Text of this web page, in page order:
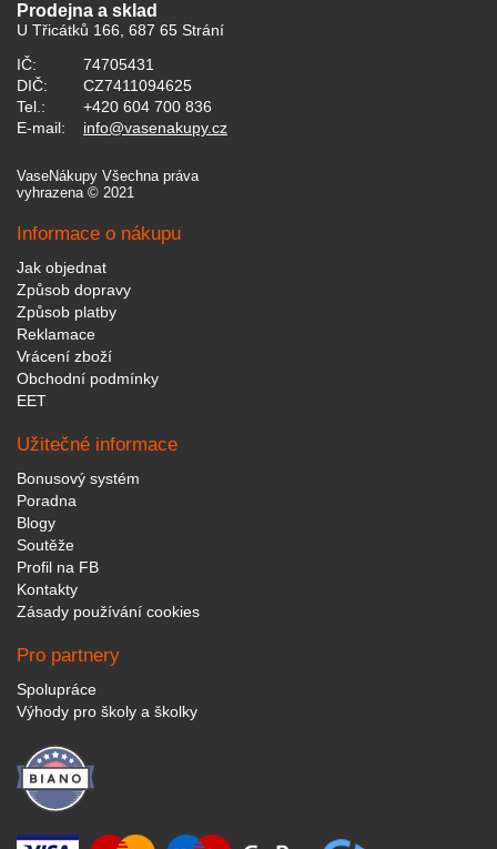
Prodejna a sklad
U Třicátků 166, 687 65 Strání
IČ:
74705431
DIČ:
CZ7411094625
Tel.:
+420 604 700 836
E-mail:
info@vasenakupy.cz
VaseNákupy Všechna práva
vyhrazena © 2021
Informace o nákupu
Jak objednat
Způsob dopravy
Způsob platby
Reklamace
Vrácení zboží
Obchodní podmínky
EET
Užitečné informace
Bonusový systém
Poradna
Blogy
Soutěže
Profil na FB
Kontakty
Zásady používání cookies
Pro partnery
Spolupráce
Výhody pro školy a školky